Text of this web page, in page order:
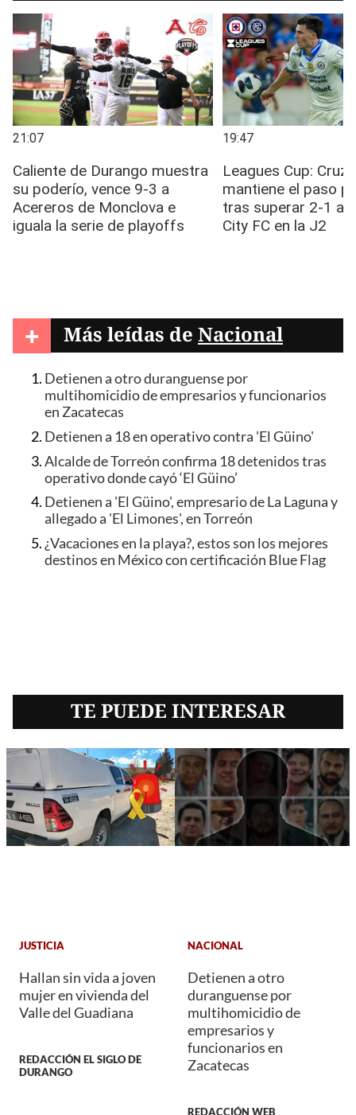
+ Más leídas de Nacional
Detienen a otro duranguense por
multihomicidio de empresarios y funcionarios
en Zacatecas
Detienen a 18 en operativo contra 'El Güino'
Alcalde de Torreón confirma 18 detenidos tras
operativo donde cayó ‘El Güino’
Detienen a 'El Güino', empresario de La Laguna y
allegado a 'El Limones', en Torreón
¿Vacaciones en la playa?, estos son los mejores
destinos en México con certificación Blue Flag
TE PUEDE INTERESAR
JUSTICIA
Hallan sin vida a joven
mujer en vivienda del
Valle del Guadiana
REDACCIÓN EL SIGLO DE
DURANGO
NACIONAL
Detienen a otro
duranguense por
multihomicidio de
empresarios y
funcionarios en
Zacatecas
REDACCIÓN WEB